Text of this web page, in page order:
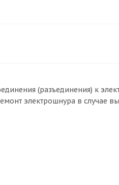
(разъединения) к
электрошнура в случае